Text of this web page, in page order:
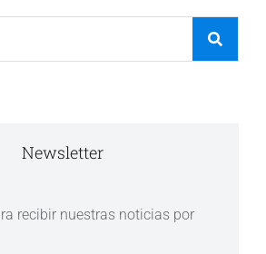
Newsletter
recibir nuestras noticias por